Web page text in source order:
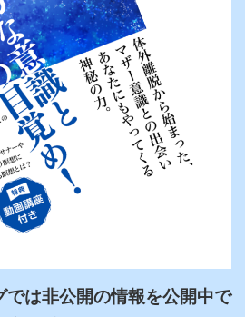
では非公開の情報を公開中で